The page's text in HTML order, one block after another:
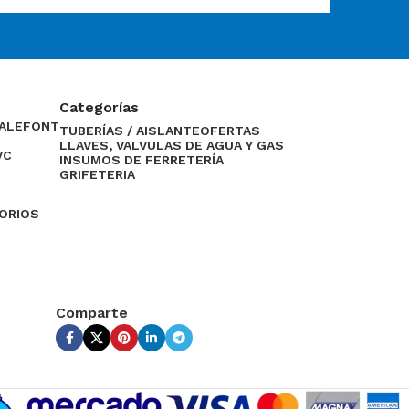
Categorías
TUBERÍAS / AISLANTEOFERTAS
LLAVES, VALVULAS DE AGUA Y GAS
INSUMOS DE FERRETERÍA
GRIFETERIA
Comparte